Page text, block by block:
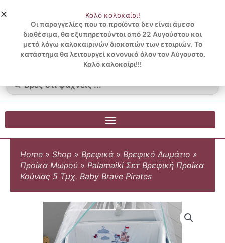
στο
περιεχόμενο
3 ΔΟΣΕΙΣ ΧΩΡΙΣ ΠΙΣΤΩΤΙΚΗ ΜΕ KLARNA
...
Λογαριασμός
Blog
0.00€
0
Cart
Home » Shop » Βρεφικά » Βρεφικό Δωμάτιο »
Προίκα Μωρού » Palamaiki Σετ Βρεφική Προίκα
Κούνιας 5 Τμχ. Baby Brave Pirates
Καλό καλοκαίρι!
Οι παραγγελίες που τα προϊόντα δεν είναι άμεσα
διαθέσιμα, θα εξυπηρετούνται από 22 Αυγούστου και
μετά λόγω καλοκαιρινών διακοπών των εταιριών. Το
κατάστημα θα λειτουργεί κανονικά όλον τον Αύγουστο.
Καλό καλοκαίρι!!!